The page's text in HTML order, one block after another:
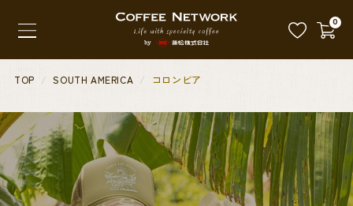
0
TOP SOUTH AMERICA コロンビア